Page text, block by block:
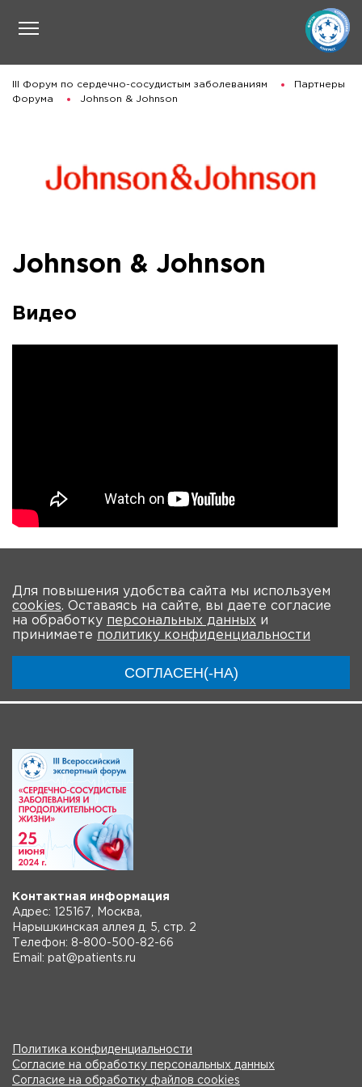
III Форум по сердечно-сосудистым заболеваниям
Партнеры
Форума
Johnson & Johnson
Johnson & Johnson
Видео
Для повышения удобства сайта мы используем
cookies. Оставаясь на сайте, вы даете согласие
на обработку персональных данных и
принимаете политику конфиденциальности
СОГЛАСЕН(-НА)
О Форуме Участники Программа
Контактная информация
Адрес: 125167, Москва,
Нарышкинская аллея д. 5, стр. 2
Телефон: 8-800-500-82-66
Email: pat@patients.ru
Политика конфиденциальности
Согласие на обработку персональных данных
Согласие на обработку файлов cookies